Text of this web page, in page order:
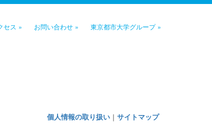
セス » お問い合わせ » 東京都市大学グループ »
個人情報の取り扱い ｜ サイトマップ